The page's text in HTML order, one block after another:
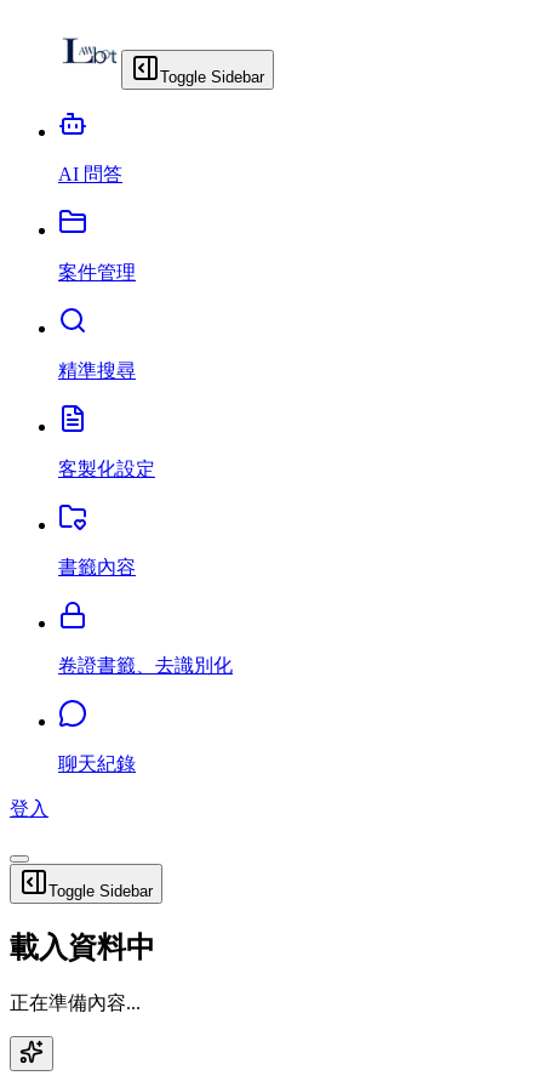
Toggle Sidebar
AI 問答
案件管理
精準搜尋
客製化設定
書籤內容
卷證書籤、去識別化
聊天紀錄
登入
Toggle Sidebar
載入資料中
正在準備內容...